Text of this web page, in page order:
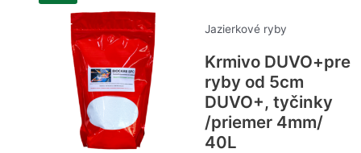
Jazierkové ryby
Krmivo DUVO+pre
ryby od 5cm
DUVO+, tyčinky
/priemer 4mm/
40L